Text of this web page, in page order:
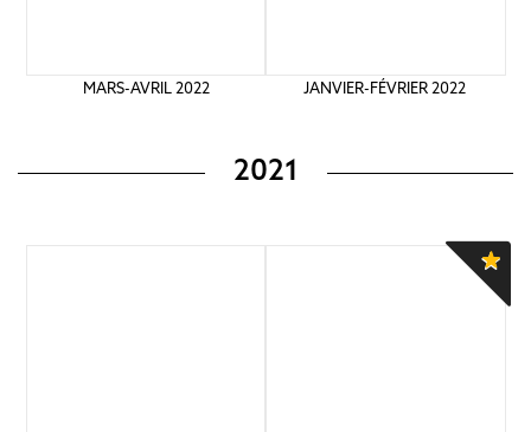
MARS-AVRIL 2022 JANVIER-FÉVRIER 2022
2021